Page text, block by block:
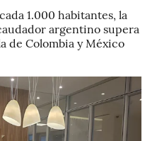
1.000 habitantes, la
argentino supera
de Colombia y México